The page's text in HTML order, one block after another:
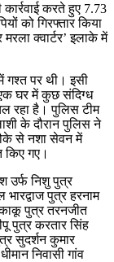
करते हुए 7.73
को गिरफ्तार किया
क्वार्टर’ इलाके में
गश्त पर थी। इसी
एक घर में कुछ संदिग्ध
रहा है। पुलिस टीम
के दौरान पुलिस ने
से नशा सेवन में
किए गए।
उर्फ निशु पुत्र
पुत्र हरनाम
काकू पुत्र तरनजीत
पुत्र करतार सिंह
सुदर्शन कुमार
निवासी गांव